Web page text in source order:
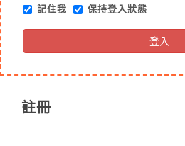
記住我 保持登入狀態
登入
註冊